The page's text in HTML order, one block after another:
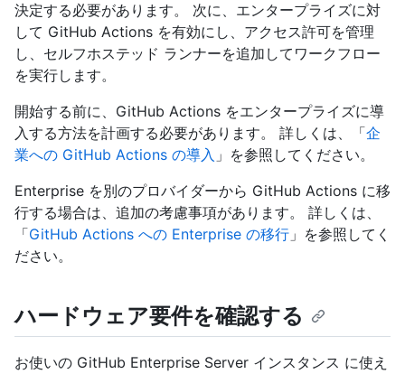
決定する必要があります。 次に、エンタープライズに対
して GitHub Actions を有効にし、アクセス許可を管理
し、セルフホステッド ランナーを追加してワークフロー
を実行します。
開始する前に、GitHub Actions をエンタープライズに導
入する方法を計画する必要があります。 詳しくは、「企
業への GitHub Actions の導入 」を参照してください。
Enterprise を別のプロバイダーから GitHub Actions に移
行する場合は、追加の考慮事項があります。 詳しくは、
「GitHub Actions への Enterprise の移行 」を参照してく
ださい。
ハードウェア要件を確認する
お使いの GitHub Enterprise Server インスタンス に使え